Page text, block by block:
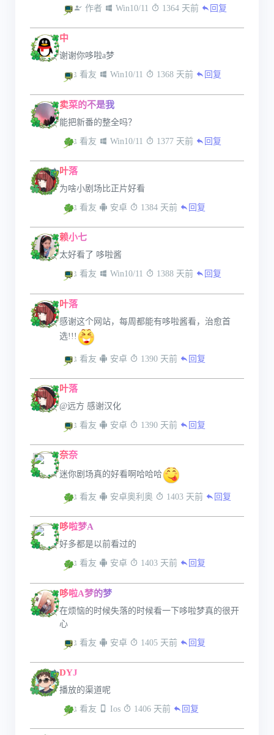
作者 Win10/11 1364 天前 回复
中
谢谢你哆啦a梦
看友 Win10/11 1368 天前 回复
卖菜的不是我
能把新番的整全吗？
看友 Win10/11 1377 天前 回复
叶落
为啥小剧场比正片好看
看友 安卓 1384 天前 回复
赖小七
太好看了 哆啦酱
看友 Win10/11 1388 天前 回复
叶落
感谢这个网站，每周都能有哆啦酱看，治愈首
选!!!
看友 安卓 1390 天前 回复
叶落
@远方 感谢汉化
看友 安卓 1390 天前 回复
奈奈
迷你剧场真的好看啊哈哈哈
看友 安卓奥利奥 1403 天前 回复
哆啦梦A
好多都是以前看过的
看友 安卓 1403 天前 回复
哆啦A梦的梦
在烦恼的时候失落的时候看一下哆啦梦真的很开
心
看友 安卓 1405 天前 回复
DYJ
播放的渠道呢
看友 Ios 1406 天前 回复